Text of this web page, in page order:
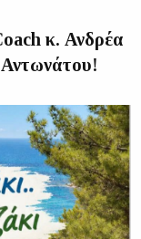
κ. Ανδρέα